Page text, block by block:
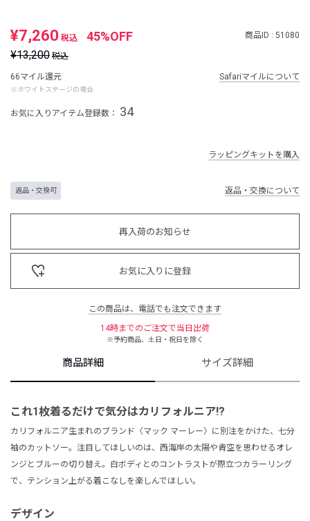
¥7,260 税込 45%OFF 商品ID : 51080
¥13,200 税込
66マイル還元
※ホワイトステージの場合
Safariマイルについて
お気に入りアイテム登録数： 34
ラッピングキットを購入
返品・交換可 返品・交換について
再入荷のお知らせ
お気に入りに登録
この商品は、電話でも注文できます
14時までのご注文で当日出荷
※予約商品、土日・祝日を除く
商品詳細 サイズ詳細
これ1枚着るだけで気分はカリフォルニア!?
カリフォルニア生まれのブランド〈マック マーレー〉に別注をかけた、七分
袖のカットソー。注目してほしいのは、西海岸の太陽や青空を思わせるオレ
ンジとブルーの切り替え。白ボディとのコントラストが際立つカラーリング
で、テンション上がる着こなしを楽しんでほしい。
デザイン